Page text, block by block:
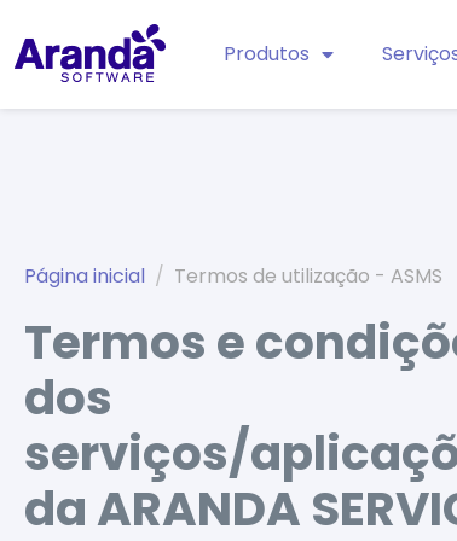
Produtos
Página inicial Termos de utilização - ASMS
Termos e
dos
serviços/
da ARANDA